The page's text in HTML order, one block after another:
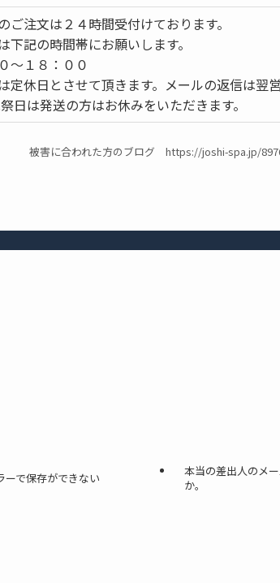
ご注文は２４時間受付けております。
下記の時間帯にお願いします。
～１８：００
定休日とさせて頂きます。メールの返信は翌
日は発送の方はお休みをいただきます。
被害に合われた方のブログ https://joshi-spa.jp/
で保存ができない
本当の差出人のメ
か。